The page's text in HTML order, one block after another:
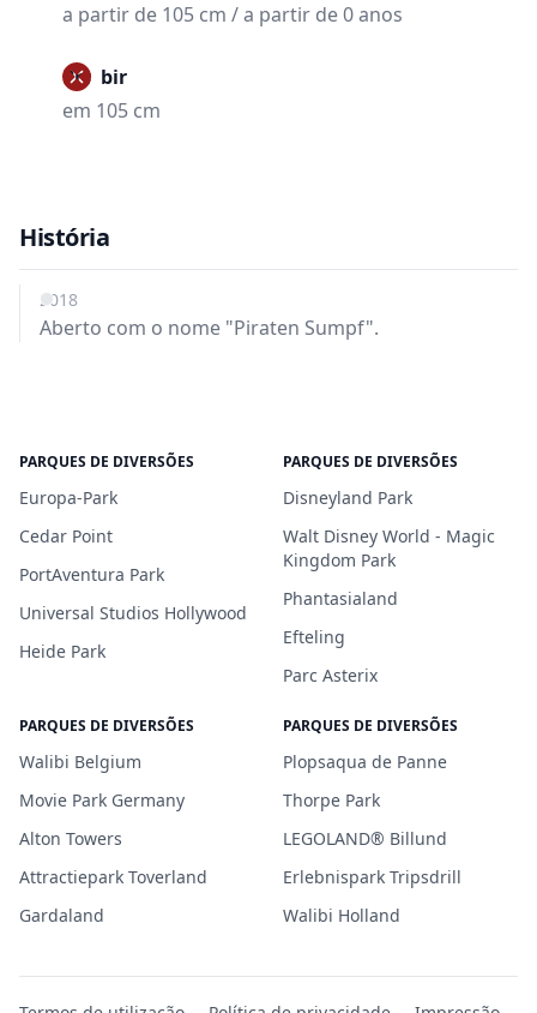
a partir de 105 cm / a partir de 0 anos
Proibir
em 105 cm
História
2018
Aberto com o nome "Piraten Sumpf".
PARQUES DE DIVERSÕES
Europa-Park
Cedar Point
PortAventura Park
Universal Studios Hollywood
Heide Park
PARQUES DE DIVERSÕES
Disneyland Park
Walt Disney World - Magic
Kingdom Park
Phantasialand
Efteling
Parc Asterix
PARQUES DE DIVERSÕES
Walibi Belgium
Movie Park Germany
Alton Towers
Attractiepark Toverland
Gardaland
PARQUES DE DIVERSÕES
Plopsaqua de Panne
Thorpe Park
LEGOLAND® Billund
Erlebnispark Tripsdrill
Walibi Holland